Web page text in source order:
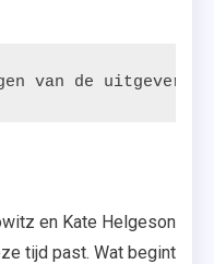
van de
en Kate Helgeson
tijd past. Wat begint